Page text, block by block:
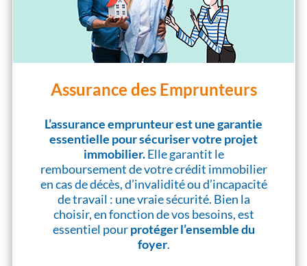
Assurance des Emprunteurs
L’assurance emprunteur est une garantie
essentielle pour sécuriser votre projet
immobilier.Elle garantit le
remboursement de votre crédit immobilier
en cas de décès, d’invalidité ou d’incapacité
de travail : une vraie sécurité. Bien la
choisir, en fonction de vos besoins, est
essentiel pourprotéger l’ensemble du
foyer.